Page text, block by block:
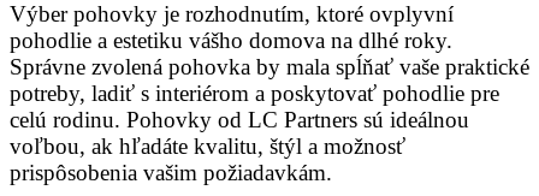
Výber pohovky je rozhodnutím, ktoré ovplyvní
pohodlie a estetiku vášho domova na dlhé roky.
Správne zvolená pohovka by mala spĺňať vaše praktické
potreby, ladiť s interiérom a poskytovať pohodlie pre
celú rodinu. Pohovky od LC Partners sú ideálnou
voľbou, ak hľadáte kvalitu, štýl a možnosť
prispôsobenia vašim požiadavkám.